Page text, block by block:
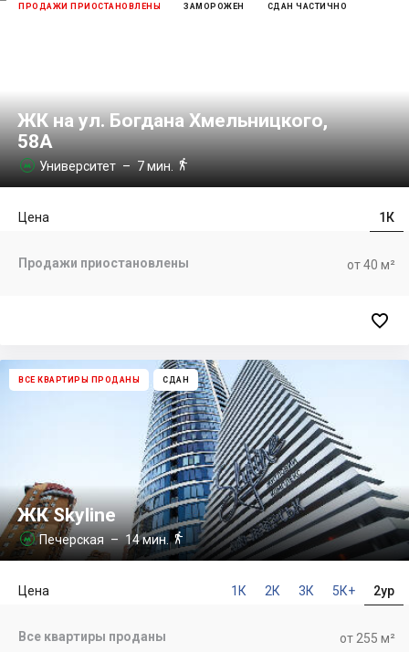
ПРОДАЖИ ПРИОСТАНОВЛЕНЫ ЗАМОРОЖЕН СДАН ЧАСТИЧНО
ЖК на ул. Богдана Хмельницкого,
58А
 Университет – 7 мин. 
1К
Цена
от 40 м²
Продажи приостановлены

ВСЕ КВАРТИРЫ ПРОДАНЫ СДАН
ЖК Skyline
 Печерская– 14 мин.
1К 2К 3К 5К+ 2ур
Цена
от 255 м²
Все квартиры проданы